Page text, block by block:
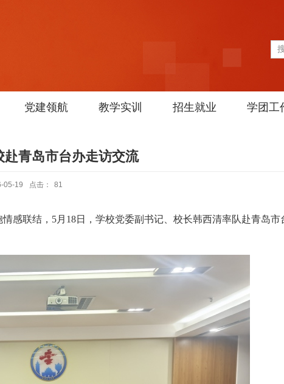
党建领航 教学实训 招生就业 学团工
赴青岛市台办走访交流
05-19 点击： 81
感联结， 5月18日，学校党委副书记、校长韩西清率队赴青岛